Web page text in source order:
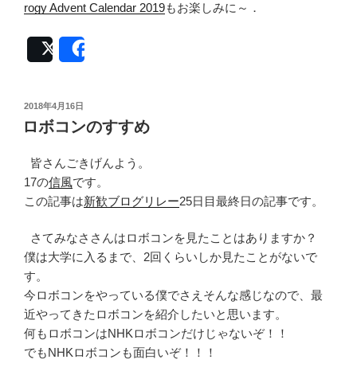
rogy Advent Calendar 2019もお楽しみに～．
Post
投
稿
日:
2018年4月16日
ロボコンのすすめ
皆さんごきげんよう。
17の信風です。
この記事は新歓ブログリレー25日目最終日の記事です。
さてみなささんはロボコンを見たことはありますか？
僕は大学に入るまで、2回くらいしか見たことがないで
す。
今ロボコンをやっている僕でさえそんな感じなので、最
近やってきたロボコンを紹介したいと思います。
何もロボコンはNHKロボコンだけじゃないぞ！！
でもNHKロボコンも面白いぞ！！！